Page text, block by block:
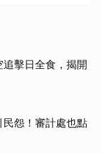
擊日全食，揭開
怨！審計處也點